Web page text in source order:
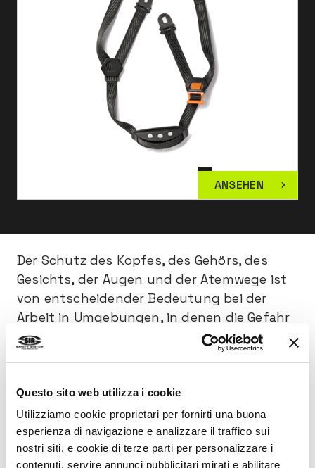
Questo sito web utilizza i cookie
Utilizziamo cookie proprietari per fornirti una buona
esperienza di navigazione e analizzare il traffico sui
nostri siti, e cookie di terze parti per personalizzare i
contenuti, servire annunci pubblicitari mirati e abilitare
ANSEHEN
Der Schutz des Kopfes, des Gehörs, des
Gesichts, der Augen und der Atemwege ist
von entscheidender Bedeutung bei der
Arbeit in Umgebungen, in denen die Gefahr
des Herabfallens von Gegenständen aus
der Höhe besteht, oder wenn man mit
und Form (Staub, Rauch, Fasern, Gase,
Dämpfe, Nebel) konfrontiert wird. Nicht zu
vernachlässigen sind auch die
mechanischen, thermischen und